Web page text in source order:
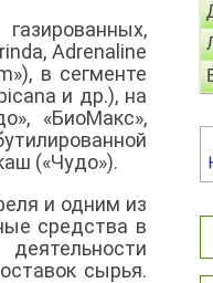
Adrenaline
в сегменте
и др.), на
«БиоМакс»,
(«Чудо»).
и одним из
средства в
сырья.